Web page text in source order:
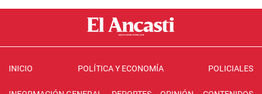
INICIO POLÍTICA Y ECONOMÍA POLICIALES